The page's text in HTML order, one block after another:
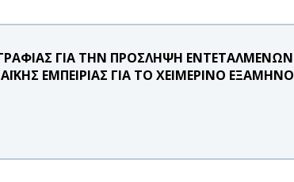
ΓΙΑ ΤΗΝ ΠΡΟΣΛΗΨΗ
ΕΜΠΕΙΡΙΑΣ ΓΙΑ ΤΟ ΧΕΙΜΕΡΙΝΟ